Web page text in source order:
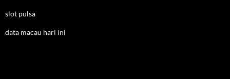
slot pulsa
data macau hari ini